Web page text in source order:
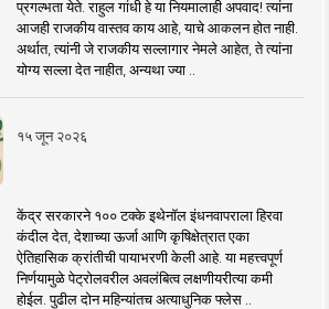
प्रगल्भता येते. राहुल गांधी हे या नियमालाही अपवाद! त्यांना
आजही राजकीय वास्तव काय आहे, याचे आकलन होत नाही.
अर्थात, त्यांनी जे राजकीय सल्लागार नेमले आहेत, ते त्यांना
योग्य सल्ला देत नाहीत, अन्यथा ज्या ..
१५ जून २०२६
केंद्र सरकारने १०० टक्के इथेनॉल इंधनवापराला हिरवा
कंदील देत, देशाच्या ऊर्जा आणि कृषिक्षेत्रात एका
ऐतिहासिक क्रांतीची पायाभरणी केली आहे. या महत्त्वपूर्ण
निर्णयामुळे पेट्रोलवरील अवलंबित्व लक्षणीयरीत्या कमी
होईल. पुढील दोन महिन्यांतच अत्याधुनिक फ्लेस ..